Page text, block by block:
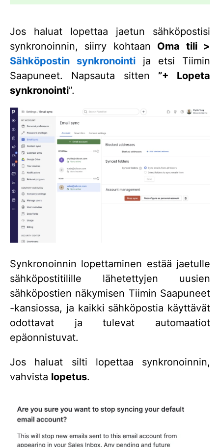
Jos haluat lopettaa jaetun sähköpostisi
synkronoinnin, siirry kohtaan Oma tili >
Sähköpostin synkronointi ja etsi Tiimin
Saapuneet. Napsauta sitten ”+ Lopeta
synkronointi”.
Synkronoinnin lopettaminen estää jaetulle
sähköpostitilille lähetettyjen uusien
sähköpostien näkymisen Tiimin Saapuneet
-kansiossa, ja kaikki sähköpostia käyttävät
odottavat ja tulevat automaatiot
epäonnistuvat.
Jos haluat silti lopettaa synkronoinnin,
vahvista lopetus.